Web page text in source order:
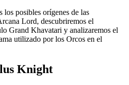
los posibles orígenes de las
Lord, descubriremos el
Grand Khavatari y analizaremos el
utilizado por los Orcos en el
Knight